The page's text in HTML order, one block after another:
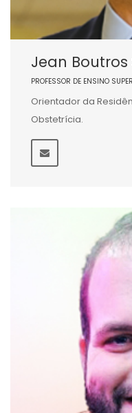
Jean Boutros
PROFESSOR DE ENSINO
Orientador da
Obstetrícia.